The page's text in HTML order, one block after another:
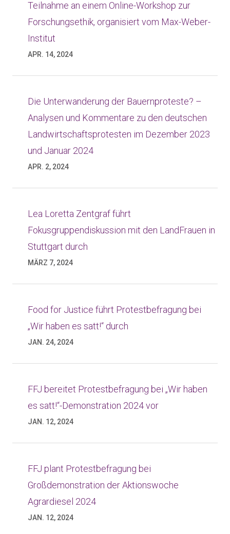
Teilnahme an einem Online-Workshop zur
Forschungsethik, organisiert vom Max-Weber-
Institut
APR. 14, 2024
Die Unterwanderung der Bauernproteste? –
Analysen und Kommentare zu den deutschen
Landwirtschaftsprotesten im Dezember 2023
und Januar 2024
APR. 2, 2024
Lea Loretta Zentgraf führt
Fokusgruppendiskussion mit den LandFrauen in
Stuttgart durch
MÄRZ 7, 2024
Food for Justice führt Protestbefragung bei
„Wir haben es satt!“ durch
JAN. 24, 2024
FFJ bereitet Protestbefragung bei „Wir haben
es satt!“-Demonstration 2024 vor
JAN. 12, 2024
FFJ plant Protestbefragung bei
Großdemonstration der Aktionswoche
Agrardiesel 2024
JAN. 12, 2024